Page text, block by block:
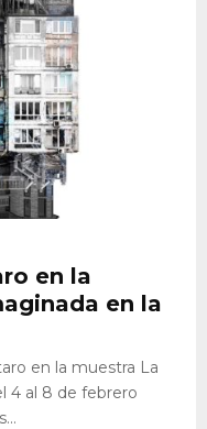
en la
en la
en la muestra La
4 al 8 de febrero